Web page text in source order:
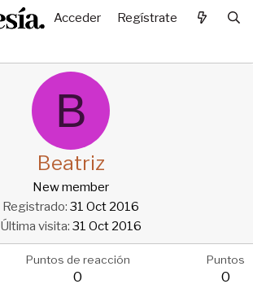
Acceder Regístrate
B
Beatriz
New member
Registrado 31 Oct 2016
Última visita 31 Oct 2016
Puntos de reacción
0
Puntos
0